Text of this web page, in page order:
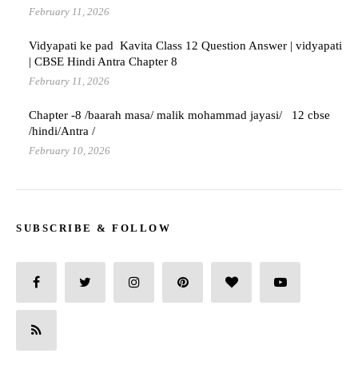
February 11, 2026
Vidyapati ke pad Kavita Class 12 Question Answer | vidyapati
| CBSE Hindi Antra Chapter 8
February 11, 2026
Chapter -8 /baarah masa/ malik mohammad jayasi/ 12 cbse
/hindi/Antra /
February 10, 2026
SUBSCRIBE & FOLLOW